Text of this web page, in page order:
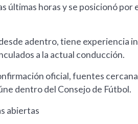
últimas horas y se posicionó
adentro, tiene experiencia
a la actual conducción.
oficial, fuentes
dentro del Consejo de Fútbol.
abiertas